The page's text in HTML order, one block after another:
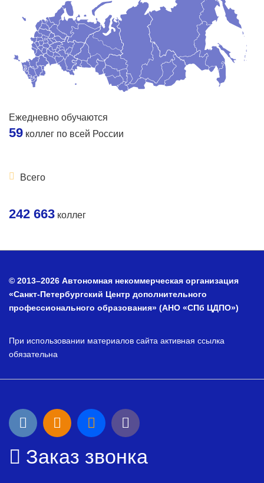
Ежедневно обучаются
59 коллег по всей России
Всего
242 663 коллег
© 2013–2026 Автономная некоммерческая организация
«Санкт-Петербургский Центр дополнительного
профессионального образования» (АНО «СПб ЦДПО»)
При использовании материалов сайта активная ссылка
обязательна
Заказ звонка